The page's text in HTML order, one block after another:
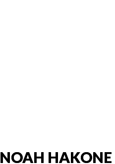
NOAH HAKONE